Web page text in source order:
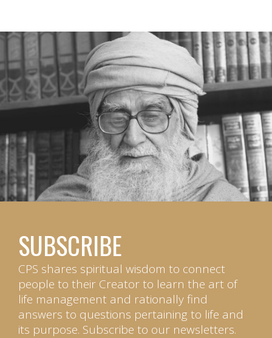
SUBSCRIBE
CPS shares spiritual wisdom to connect
people to their Creator to learn the art of
life management and rationally find
answers to questions pertaining to life and
its purpose. Subscribe to our newsletters.